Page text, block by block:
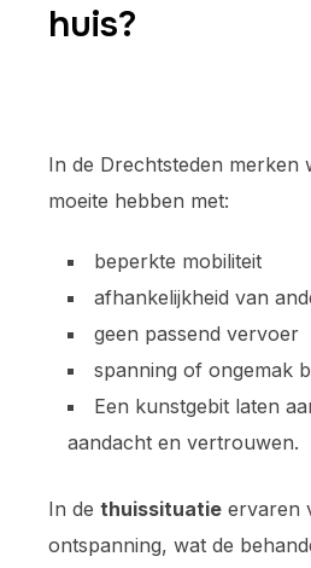
huis?
In de Drechtsteden merken
moeite hebben met:
beperkte mobiliteit
afhankelijkheid van
geen passend vervoer
spanning of ongemak
Een kunstgebit laten
aandacht en vertrouwen.
In de thuissituatie ervaren
ontspanning, wat de